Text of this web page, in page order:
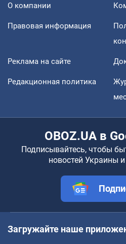
О компании
Правовая информация
Реклама на сайте
Редакционная политика
OBOZ.UA в
Подписывайтесь, чтобы
новостей Украины
Загружайте наше